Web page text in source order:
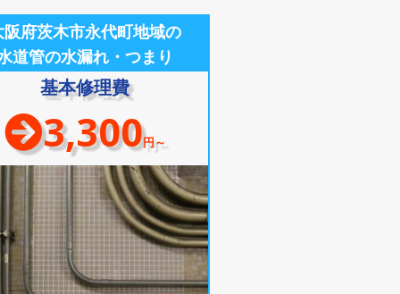
阪府茨木市永代町地域の
道管の水漏れ・つまり
基本修理費
3,300円～